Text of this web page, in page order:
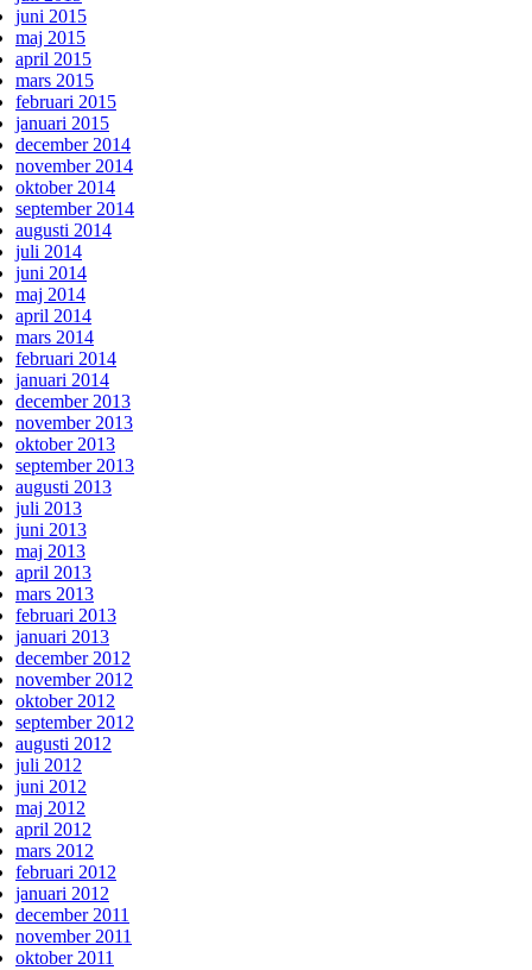
juni 2015
maj 2015
april 2015
mars 2015
februari 2015
januari 2015
december 2014
november 2014
oktober 2014
september 2014
augusti 2014
juli 2014
juni 2014
maj 2014
april 2014
mars 2014
februari 2014
januari 2014
december 2013
november 2013
oktober 2013
september 2013
augusti 2013
juli 2013
juni 2013
maj 2013
april 2013
mars 2013
februari 2013
januari 2013
december 2012
november 2012
oktober 2012
september 2012
augusti 2012
juli 2012
juni 2012
maj 2012
april 2012
mars 2012
februari 2012
januari 2012
december 2011
november 2011
oktober 2011